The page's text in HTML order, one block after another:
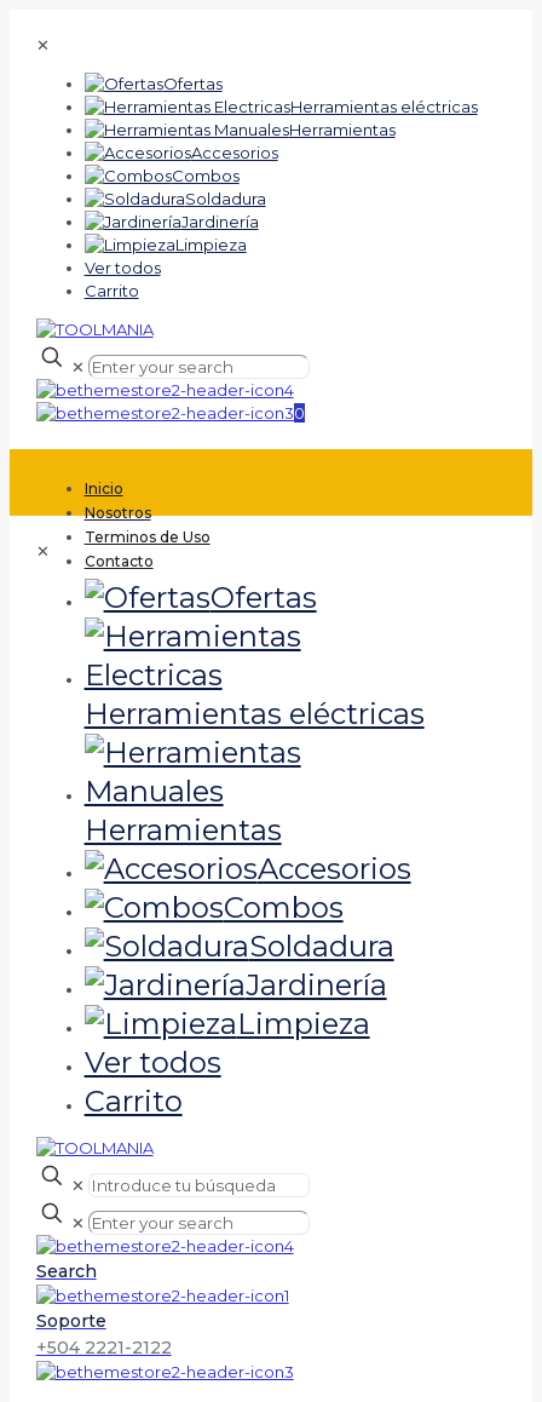
✕
Ofertas
Herramientas eléctricas
Herramientas
Accesorios
Combos
Soldadura
Jardinería
Limpieza
Ver todos
Carrito
✕
0
Inicio
Nosotros
Terminos de Uso
Contacto
✕
Ofertas
Herramientas eléctricas
Herramientas
Accesorios
Combos
Soldadura
Jardinería
Limpieza
Ver todos
Carrito
✕
✕
Search
Soporte
+504 2221-2122